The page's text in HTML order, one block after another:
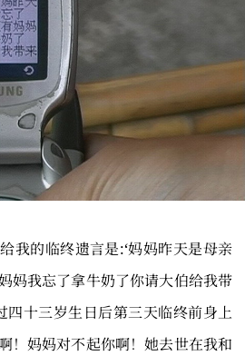
我的临终遗言是:‘妈妈昨天是母亲
妈我忘了拿牛奶了你请大伯给我带
四十三岁生日后第三天临终前身上
！妈妈对不起你啊！她去世在我和